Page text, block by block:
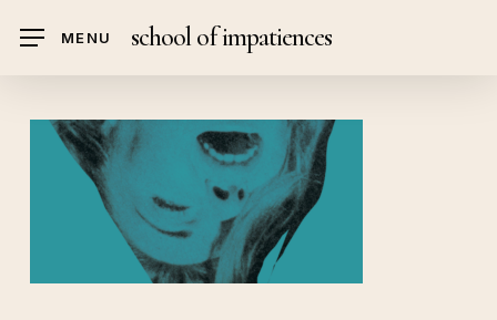
MENU school of impatiences